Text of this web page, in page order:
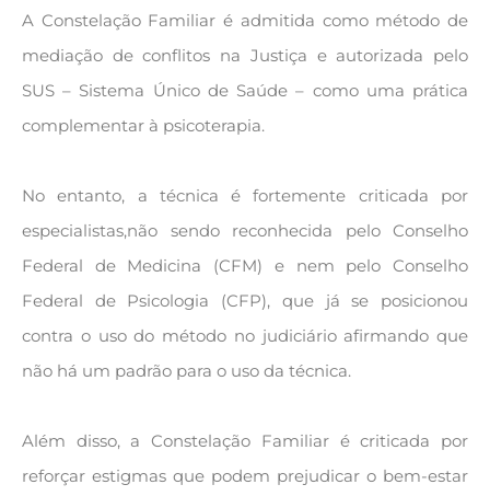
A Constelação Familiar é admitida como método de
mediação de conflitos na Justiça e autorizada pelo
SUS – Sistema Único de Saúde – como uma prática
complementar à psicoterapia.
No entanto, a técnica é fortemente criticada por
especialistas,não sendo reconhecida pelo Conselho
Federal de Medicina (CFM) e nem pelo Conselho
Federal de Psicologia (CFP), que já se posicionou
contra o uso do método no judiciário afirmando que
não há um padrão para o uso da técnica.
Além disso, a Constelação Familiar é criticada por
reforçar estigmas que podem prejudicar o bem-estar